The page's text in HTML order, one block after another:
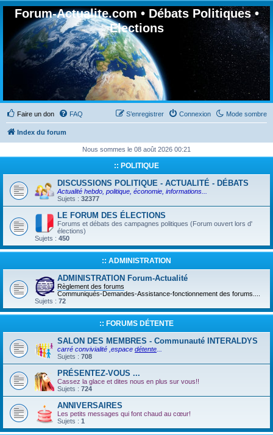
Forum-Actualite.com • Débats Politiques •
Elections
Faire un don Mode sombre
FAQ Connexion
S’enregistrer
Index du forum
Nous sommes le 08 août 2026 00:21
:: POLITIQUE
DISCUSSIONS POLITIQUE - ACTUALITÉ - DÉBATS
Actualité hebdo, politique, économie, informations...
Sujets : 32377
LE FORUM DES ÉLECTIONS
Forums et débats des campagnes politiques (Forum ouvert lors d'
élections)
Sujets : 450
:: ADMINISTRATION
ADMINISTRATION Forum-Actualité
Règlement des forums
Communiqués-Demandes-Assistance-fonctionnement des forums....
Sujets : 72
:: FORUMS DÉTENTE
SALON DES MEMBRES - Communauté INTERALDYS
carré convivialité ,espace détente
Sujets : 708
PRÉSENTEZ-VOUS ...
Cassez la glace et dites nous en plus sur vous!!
Sujets : 724
ANNIVERSAIRES
Les petits messages qui font chaud au cœur!
Sujets : 1